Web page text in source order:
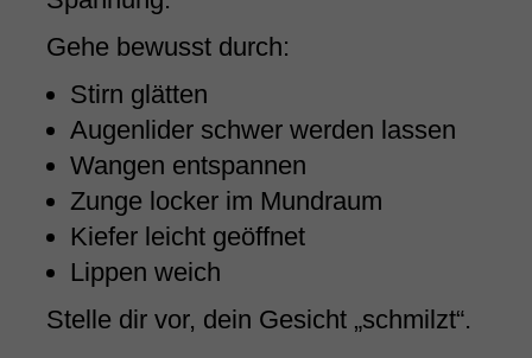
Gehe bewusst durch:
Stirn glätten
Augenlider schwer werden lassen
Wangen entspannen
Zunge locker im Mundraum
Kiefer leicht geöffnet
Lippen weich
Stelle dir vor, dein Gesicht „schmilzt“.